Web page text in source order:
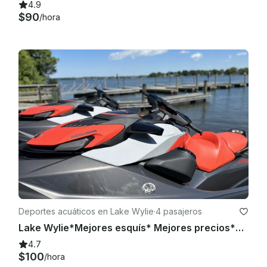
caballo y siga todas las leyes de navegación locales.
- Trata la moto acuática como si fuera tuya: el arrendatario es
responsable de cualquier daño.
designado en Lake Wylie (NC/SC); se proporcionarán
instrucciones detalladas al realizar la reserva.
No dudes en comunicarte con nosotros si tienes alguna
pregunta antes de reservar.
4.9
$90/hora
Deportes acuáticos en Lake Wylie·4 pasajeros
Lake Wylie*Mejores esquís* Mejores precios*Mejor experiencia
4.7
$100/hora